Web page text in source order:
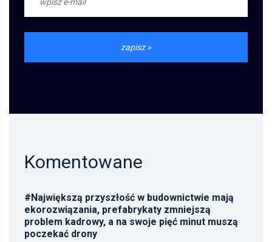
Komentowane
# Największą przyszłość w budownictwie mają
ekorozwiązania, prefabrykaty zmniejszą
problem kadrowy, a na swoje pięć minut muszą
poczekać drony